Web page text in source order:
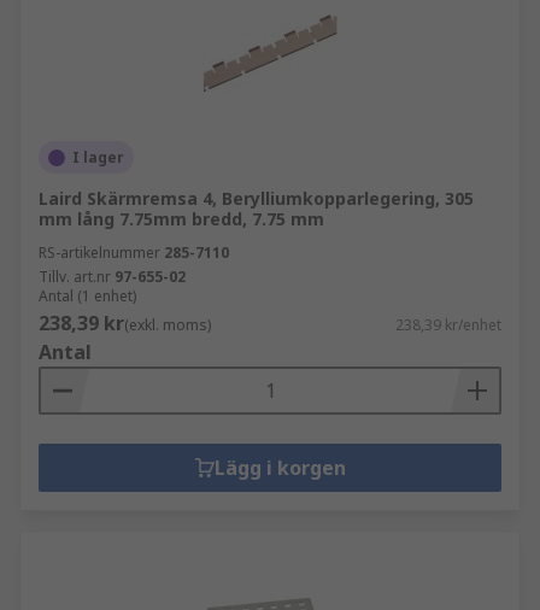
I lager
Laird Skärmremsa 4, Berylliumkopparlegering, 305
mm lång 7.75mm bredd, 7.75 mm
RS-artikelnummer 285-7110
Tillv. art.nr 97-655-02
Antal (1 enhet)
238,39 kr(exkl. moms) 238,39 kr/enhet
Antal
Lägg i korgen